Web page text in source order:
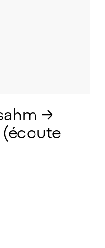
→
(écoute